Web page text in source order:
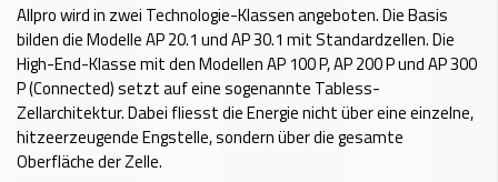
Allpro wird in zwei Technologie-Klassen angeboten. Die Basis
bilden die Modelle AP 20.1 und AP 30.1 mit Standardzellen. Die
High-End-Klasse mit den Modellen AP 100 P, AP 200 P und AP 300
P (Connected) setzt auf eine sogenannte Tabless-
Zellarchitektur. Dabei fliesst die Energie nicht über eine einzelne,
hitzeerzeugende Engstelle, sondern über die gesamte
Oberfläche der Zelle.